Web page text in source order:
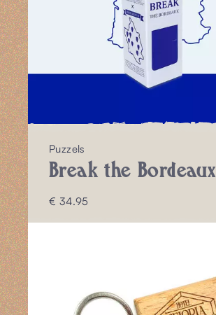
Puzzels
Break the Bordeaux
€ 34.95